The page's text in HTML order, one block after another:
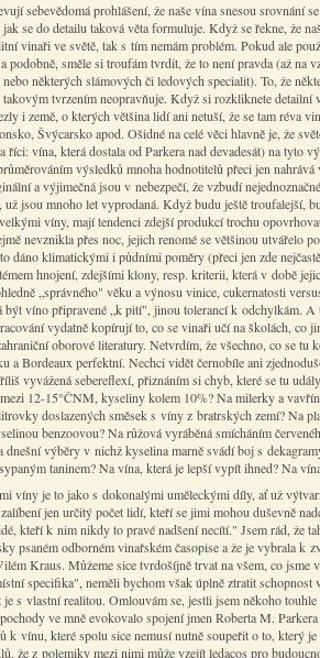
sebevědomá prohlášení, že naše vína snesou srovnání
se do detailu taková věta formuluje. Když se řekne, že
vinaři ve světě, tak s tím nemám problém. Pokud ale
a podobně, směle si troufám tvrdit, že to není pravda (až na
některých slámových či ledových specialit). To, že
tvrzením neopravňuje. Když si rozkliknete detailní
i země, o kterých většina lidí ani netuší, že se tam réva
Švýcarsko apod. Ošidné na celé věci hlavně je, že
říci: vína, která dostala od Parkera nad devadesát) na tyto
výsledků mnoha hodnotitelů přeci jen
a výjimečná jsou v nebezpečí, že vzbudí
už jsou mnoho let vyprodaná. Když budu ještě troufalejší,
víny, mají tendenci zdejší produkcí trochu
nevznikla přes noc, jejich renomé se většinou utvářelo
dáno klimatickými i půdními poměry (přeci jen zde
hnojení, zdejšími klony, resp. kriterii, která v době
„správného" věku a výnosu vinice, cukernatosti
být víno připravené „k pití", jinou tolerancí k odchylkám.
vydatně kopírují to, co se vinaři učí na školách, co
oborové literatury. Netvrdím, že všechno, co se tu
a Bordeaux perfektní. Nechci vidět černobíle ani
vyvážená sebereflexí, přiznáním si chyb, které se tu
12-15°ČNM, kyseliny kolem 10%? Na milerky a
doslazených směsek s víny z bratrských zemí? Na
benzoovou? Na růžová vyráběná smícháním
dnešní výběry v nichž kyselina marně svádí boj s
taninem? Na vína, která je lepší vypít ihned? Na
víny je to jako s dokonalými uměleckými díly, ať už
jen určitý počet lidí, kteří se jimi mohou duševně
kteří k nim nikdy to pravé nadšení necítí." Jsem rád, že
psaném odborném vinařském časopise a že je vybrala k
Kraus. Můžeme sice tvrdošíjně trvat na všem, co jsme
specifika", neměli bychom však úplně ztratit schopnost
s vlastní realitou. Omlouvám se, jestli jsem někoho
ve mně evokovalo spojení jmen Roberta M.
k vínu, které spolu sice nemusí nutně soupeřit o to, který
že z polemiky mezi nimi může vzejít ledacos pro